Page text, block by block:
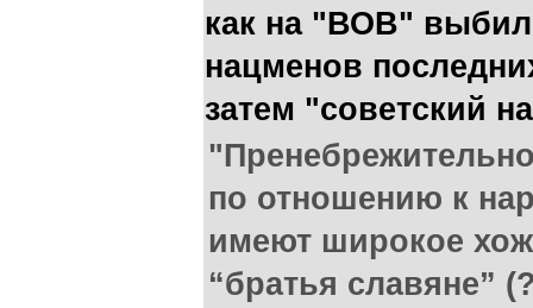
как на "ВОВ"
нацменов
затем "советский
по отношению к
имеют широкое
“братья славяне”